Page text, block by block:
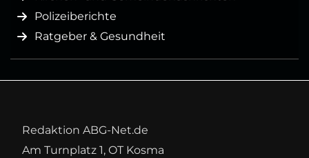
Polizeiberichte
Ratgeber & Gesundheit
Redaktion ABG-Net.de
Am Turnplatz 1, OT Kosma